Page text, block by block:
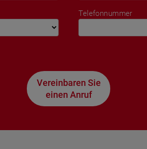
Telefonnummer
Vereinbaren Sie
einen Anruf